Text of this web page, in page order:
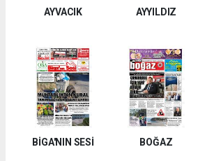
AYVACIK AYYILDIZ
BİGA'NIN SESİ BOĞAZ